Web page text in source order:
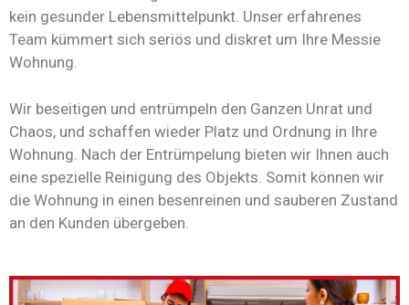
kein gesunder Lebensmittelpunkt. Unser erfahrenes
Team kümmert sich seriös und diskret um Ihre Messie
Wohnung.
Wir beseitigen und entrümpeln den Ganzen Unrat und
Chaos, und schaffen wieder Platz und Ordnung in Ihre
Wohnung. Nach der Entrümpelung bieten wir Ihnen auch
eine spezielle Reinigung des Objekts. Somit können wir
die Wohnung in einen besenreinen und sauberen Zustand
an den Kunden übergeben.